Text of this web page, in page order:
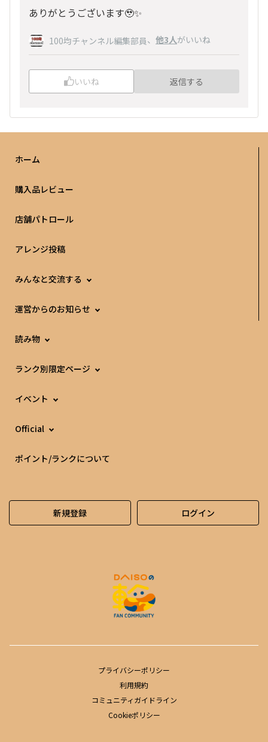
ありがとうございます🥹‎✨
100均チャンネル編集部員、 他3人がいいね
いいね 返信する
ホーム
購入品レビュー
店舗パトロール
アレンジ投稿
みんなと交流する
運営からのお知らせ
読み物
ランク別限定ページ
イベント
Official
ポイント/ランクについて
新規登録 ログイン
プライバシーポリシー
利用規約
コミュニティガイドライン
Cookieポリシー